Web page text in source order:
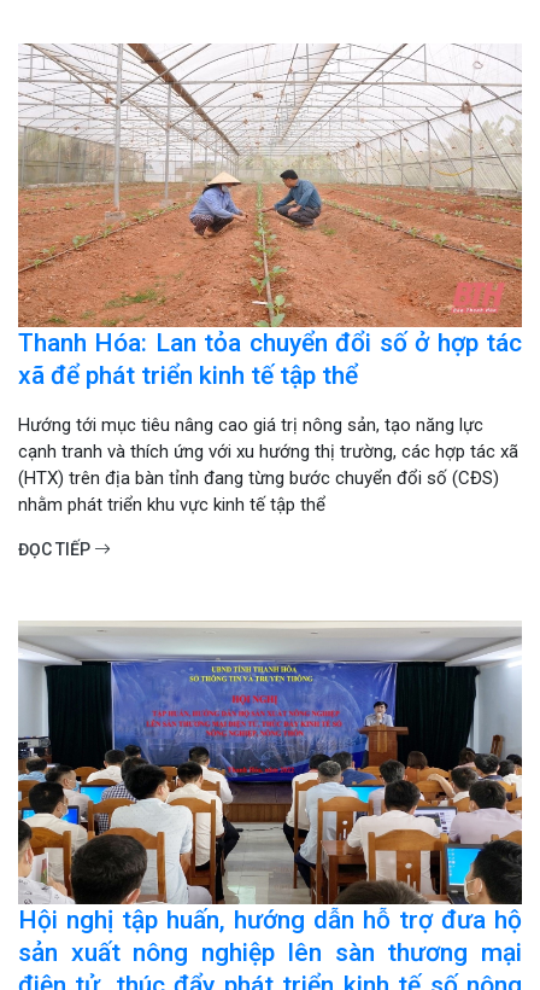
Thanh Hóa: Lan tỏa chuyển đổi số ở hợp tác
xã để phát triển kinh tế tập thể
Hướng tới mục tiêu nâng cao giá trị nông sản, tạo năng lực
cạnh tranh và thích ứng với xu hướng thị trường, các hợp tác xã
(HTX) trên địa bàn tỉnh đang từng bước chuyển đổi số (CĐS)
nhằm phát triển khu vực kinh tế tập thể
ĐỌC TIẾP
Hội nghị tập huấn, hướng dẫn hỗ trợ đưa hộ
sản xuất nông nghiệp lên sàn thương mại